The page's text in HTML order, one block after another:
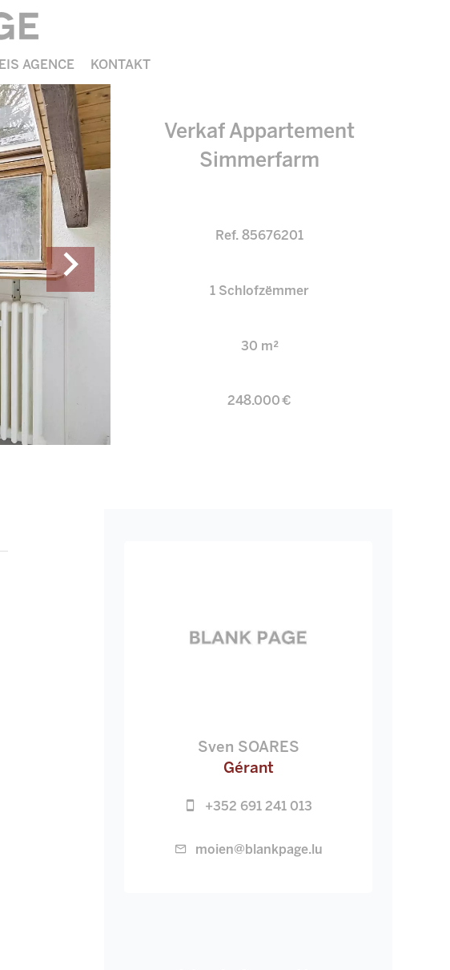
EIS AGENCE KONTAKT
Verkaf Appartement
Simmerfarm
Ref. 85676201
1 Schlofzëmmer
30 m²
248.000 €
Sven SOARES
Gérant
+352 691 241 013
moien@blankpage.lu